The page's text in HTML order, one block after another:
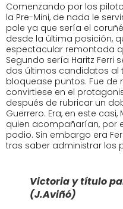
Comenzando por los
la Pre-Mini, de nada le
pole ya que sería el
desde la última posición,
espectacular remontada
Segundo sería Haritz Ferri
dos últimos candidatos al
bloquease puntos. Fue de
convirtiese en el
después de rubricar un
Guerrero. Era, en este
quien acompañarían, por
podio. Sin embargo era
tras saber administrar los
Victoria y título
(J.Aviñó)